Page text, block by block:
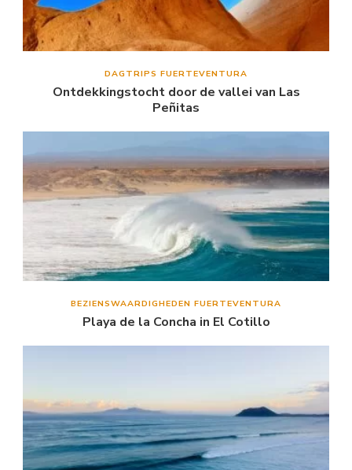
DAGTRIPS FUERTEVENTURA
Ontdekkingstocht door de vallei van Las
Peñitas
BEZIENSWAARDIGHEDEN FUERTEVENTURA
Playa de la Concha in El Cotillo